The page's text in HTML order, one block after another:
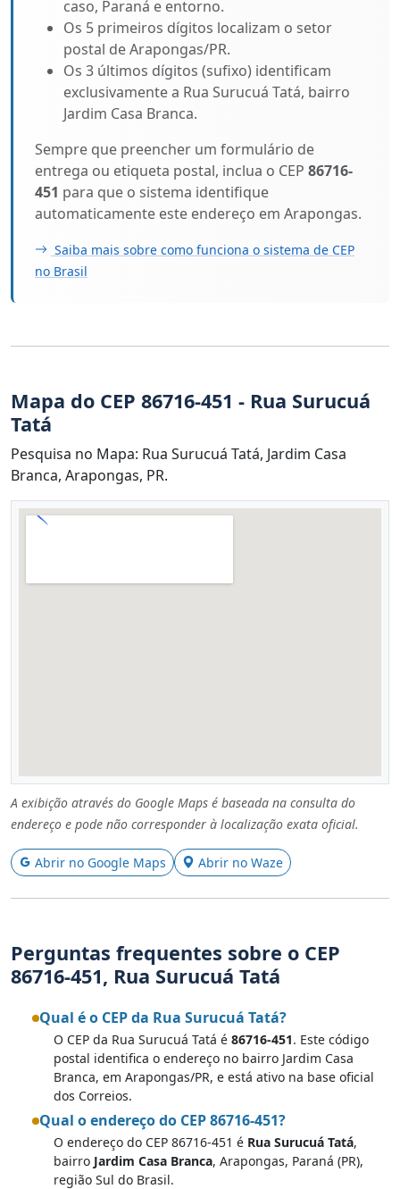
caso, Paraná e entorno.
Os 5 primeiros dígitos localizam o setor
postal de Arapongas/PR.
Os 3 últimos dígitos (sufixo) identificam
exclusivamente a Rua Surucuá Tatá, bairro
Jardim Casa Branca.
Sempre que preencher um formulário de
entrega ou etiqueta postal, inclua o CEP 86716-
451 para que o sistema identifique
automaticamente este endereço em Arapongas.
Saiba mais sobre como funciona o sistema de CEP
no Brasil
Mapa do CEP 86716-451 - Rua Surucuá
Tatá
Pesquisa no Mapa: Rua Surucuá Tatá, Jardim Casa
Branca, Arapongas, PR.
A exibição através do Google Maps é baseada na consulta do
endereço e pode não corresponder à localização exata oficial.
Abrir no Google Maps Abrir no Waze
Perguntas frequentes sobre o CEP
86716-451, Rua Surucuá Tatá
Qual é o CEP da Rua Surucuá Tatá?
O CEP da Rua Surucuá Tatá é 86716-451. Este código
postal identifica o endereço no bairro Jardim Casa
Branca, em Arapongas/PR, e está ativo na base oficial
dos Correios.
Qual o endereço do CEP 86716-451?
O endereço do CEP 86716-451 é Rua Surucuá Tatá,
bairro Jardim Casa Branca, Arapongas, Paraná (PR),
região Sul do Brasil.